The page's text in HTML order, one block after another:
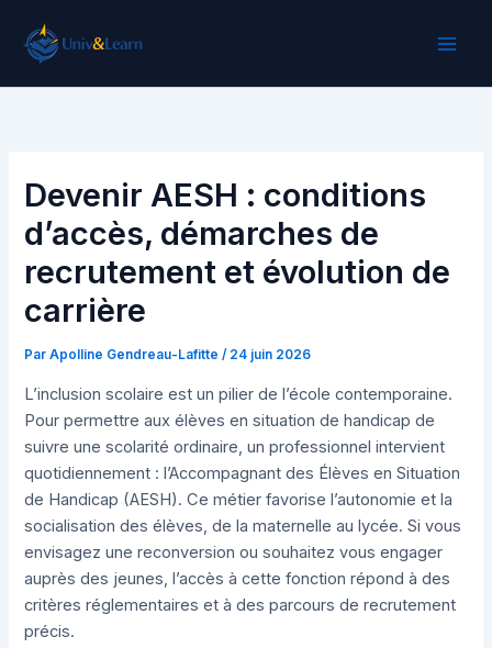
contenu
Devenir AESH : conditions
d’accès, démarches de
recrutement et évolution de
carrière
ParApolline Gendreau-Lafitte/ 24 juin 2026
L’inclusion scolaire est un pilier de l’école contemporaine.
Pour permettre aux élèves en situation de handicap de
suivre une scolarité ordinaire, un professionnel intervient
quotidiennement : l’Accompagnant des Élèves en Situation
de Handicap (AESH). Ce métier favorise l’autonomie et la
socialisation des élèves, de la maternelle au lycée. Si vous
envisagez une reconversion ou souhaitez vous engager
auprès des jeunes, l’accès à cette fonction répond à des
critères réglementaires et à des parcours de recrutement
précis.